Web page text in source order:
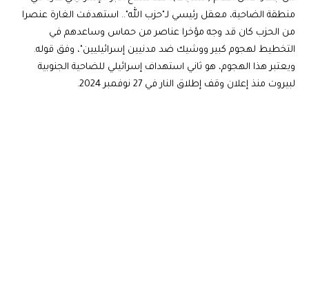
منطقة الضاحية، معقل رئيسي لـ"حزب الله".. استهدفت الغارة عنصرا
من الحزب كان قد وجه مؤخرا عناصر من حماس وساعدهم في
التخطيط لهجوم كبير ووشيك ضد مدنيين إسرائيليين"، وفق قوله.
ويعتبر هذا الهجوم، هو ثاني استهداف إسرائيلي للضاحية الجنوبية
لبيروت منذ إعلان وقف إطلاق النار في 27 نوفمبر 2024.